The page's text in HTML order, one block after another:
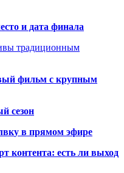
и дата финала
традиционным
фильм с крупным
сезон
у в прямом эфире
контента: есть ли выход